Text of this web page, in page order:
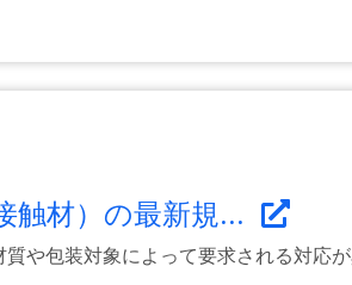
触材）の最新規...
や包装対象によって要求される対応